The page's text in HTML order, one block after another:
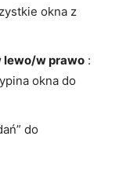
okna z
lewo/w prawo :
okna do
do